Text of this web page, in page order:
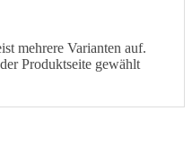
mehrere Varianten auf.
Produktseite gewählt